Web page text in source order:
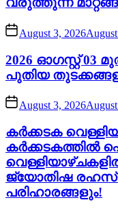
August 3, 2026
2026 ഓഗസ്റ്റ് 03
പുതിയ
August 3, 2026
കർക്കടക
കർക്കടകത്തിൽ
ജ്യോതിഷ
പരിഹാരങ്ങളും!